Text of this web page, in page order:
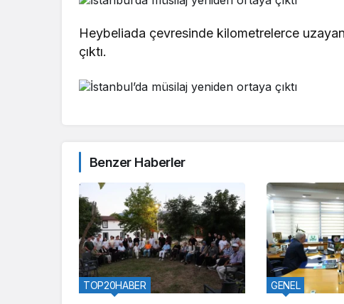
Heybeliada çevresinde kilometrelerce
çıktı.
Benzer Haberler
TOP20HABER GENEL